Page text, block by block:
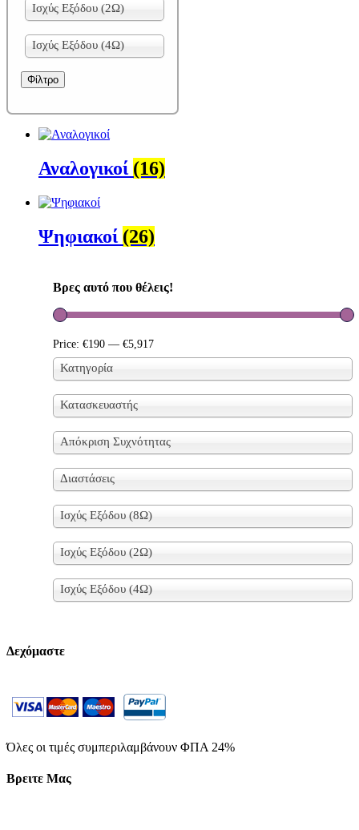
Ισχύς Εξόδου (2Ω)
Ισχύς Εξόδου (4Ω)
Φίλτρο
Αναλογικοί (16)
Ψηφιακοί (26)
Βρες αυτό που θέλεις!
Price: €190 — €5,917
Κατηγορία
Κατασκευαστής
Απόκριση Συχνότητας
Διαστάσεις
Ισχύς Εξόδου (8Ω)
Ισχύς Εξόδου (2Ω)
Ισχύς Εξόδου (4Ω)
Δεχόμαστε
Όλες οι τιμές συμπεριλαμβάνουν ΦΠΑ 24%
Βρειτε Μας